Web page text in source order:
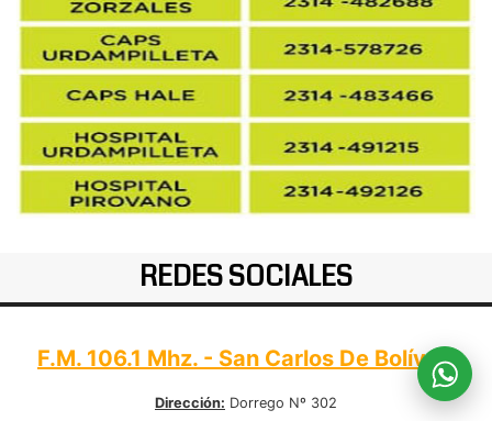
REDES SOCIALES
F.M. 106.1 Mhz. - San Carlos De Bolívar:
Dirección: Dorrego Nº 302